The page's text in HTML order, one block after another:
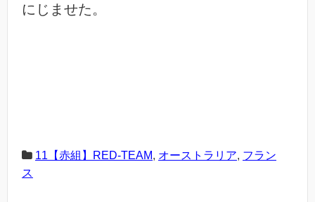
にじませた。
11【赤組】RED-TEAM, オーストラリア, フラン
ス